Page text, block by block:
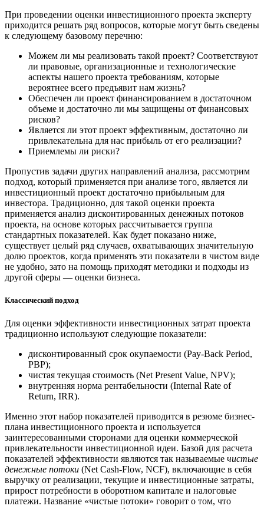
При проведении оценки инвестиционного проекта эксперту
приходится решать ряд вопросов, которые могут быть сведены
к следующему базовому перечню:
Можем ли мы реализовать такой проект? Соответствуют
ли правовые, организационные и технологические
аспекты нашего проекта требованиям, которые
вероятнее всего предъявит нам жизнь?
Обеспечен ли проект финансированием в достаточном
объеме и достаточно ли мы защищены от финансовых
рисков?
Является ли этот проект эффективным, достаточно ли
привлекательна для нас прибыль от его реализации?
Приемлемы ли риски?
Пропустив задачи других направлений анализа, рассмотрим
подход, который применяется при анализе того, является ли
инвестиционный проект достаточно прибыльным для
инвестора. Традиционно, для такой оценки проекта
применяется анализ дисконтированных денежных потоков
проекта, на основе которых рассчитывается группа
стандартных показателей. Как будет показано ниже,
существует целый ряд случаев, охватывающих значительную
долю проектов, когда применять эти показатели в чистом виде
не удобно, зато на помощь приходят методики и подходы из
другой сферы — оценки бизнеса.
Классический подход
Для оценки эффективности инвестиционных затрат проекта
традиционно используют следующие показатели:
дисконтированный срок окупаемости (Pay-Back Period,
PBP);
чистая текущая стоимость (Net Present Value, NPV);
внутренняя норма рентабельности (Internal Rate of
Return, IRR).
Именно этот набор показателей приводится в резюме бизнес-
плана инвестиционного проекта и используется
заинтересованными сторонами для оценки коммерческой
привлекательности инвестиционной идеи. Базой для расчета
показателей эффективности являются так называемые чистые
денежные потоки (Net Cash-Flow, NCF), включающие в себя
выручку от реализации, текущие и инвестиционные затраты,
прирост потребности в оборотном капитале и налоговые
платежи. Название «чистые потоки» говорит о том, что